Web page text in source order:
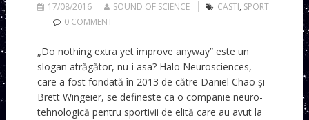
17/08/2016 SOUND OF SCIENCE CASTI, SPORT
0 COMMENT
„Do nothing extra yet improve anyway” este un
slogan atrăgător, nu-i asa? Halo Neurosciences,
care a fost fondată în 2013 de către Daniel Chao și
Brett Wingeier, se defineste ca o companie neuro-
tehnologică pentru sportivii de elită care au avut la